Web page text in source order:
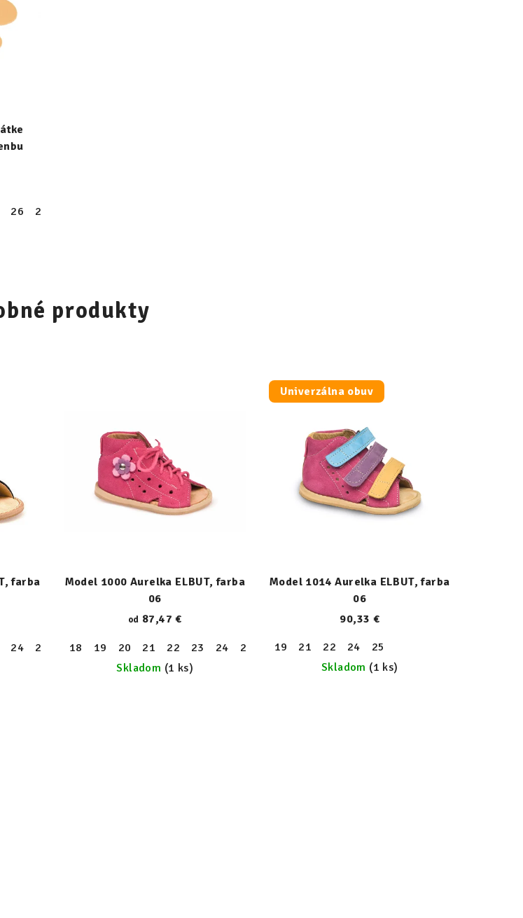
26 27
produkty
farba
24 25 26 27 28 29
30
Model 1000 Aurelka ELBUT, farba
06
od 87,47 €
18 19 20 21 22 23 24 25 26 27 28 29
30
Skladom (1 ks)
Univerzálna obuv
Model 1014 Aurelka ELBUT, farba
06
90,33 €
19
21 22 24
25
Skladom (1 ks)